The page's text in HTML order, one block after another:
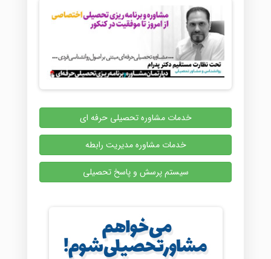
خدمات مشاوره تحصیلی حرفه ای
خدمات مشاوره مدیریت رابطه
سیستم پرسش و پاسخ تحصیلی